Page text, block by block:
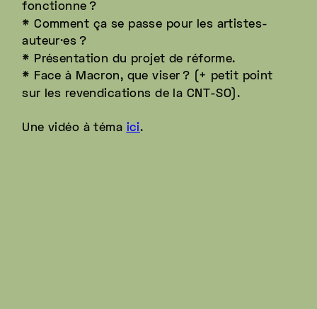
fonctionne ?
* Comment ça se passe pour les artistes-
auteur·es ?
* Présentation du projet de réforme.
* Face à Macron, que viser ? (+ petit point
sur les revendications de la CNT-SO).
Une vidéo à téma ici.